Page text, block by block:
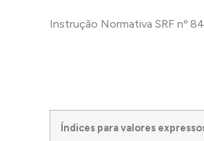
Instrução Normativa SRF nº
Índices para valores